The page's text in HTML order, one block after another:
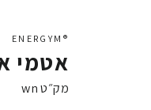
®ENERGYM
אטמי
מק״טwn